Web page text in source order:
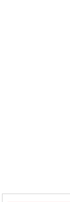
繪圖